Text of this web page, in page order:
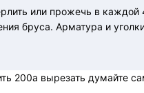
или прожечь в каждой
бруса. Арматура и
200а вырезать думайте